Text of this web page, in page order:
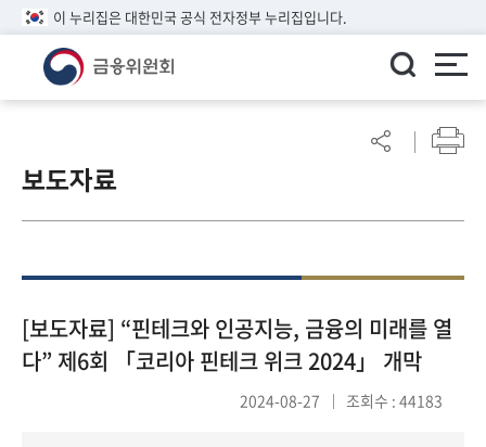
이 누리집은 대한민국 공식 전자정부 누리집입니다.
린
이알
참
여
마
보도자료
[보도자료] “핀테크와 인공지능, 금융의 미래를 열
다” 제6회 「코리아 핀테크 위크 2024」 개막
2024-08-27 조회수 : 44183